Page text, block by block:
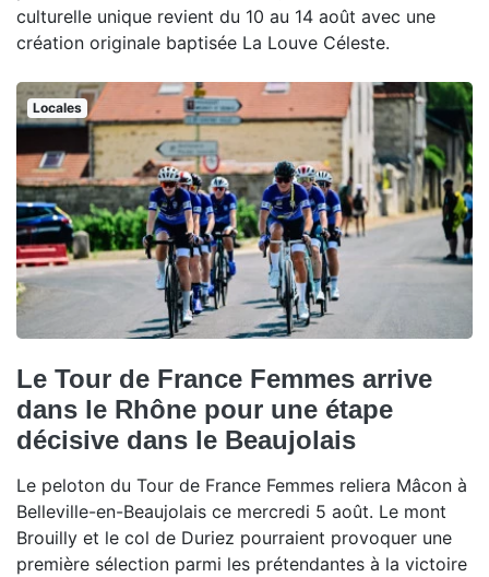
culturelle unique revient du 10 au 14 août avec une
création originale baptisée La Louve Céleste.
Locales
Le Tour de France Femmes arrive
dans le Rhône pour une étape
décisive dans le Beaujolais
Le peloton du Tour de France Femmes reliera Mâcon à
Belleville-en-Beaujolais ce mercredi 5 août. Le mont
Brouilly et le col de Duriez pourraient provoquer une
première sélection parmi les prétendantes à la victoire